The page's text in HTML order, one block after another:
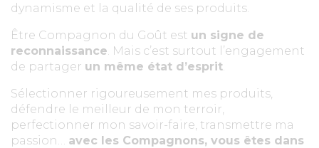
dynamisme et la qualité de ses produits.
Être Compagnon du Goût est un signe de
reconnaissance . Mais c’est surtout l’engagement
de partager un même état d’esprit
Sélectionner rigoureusement mes produits,
défendre le meilleur de mon terroir,
perfectionner mon savoir-faire, transmettre ma
passion… avec les Compagnons, vous êtes dans